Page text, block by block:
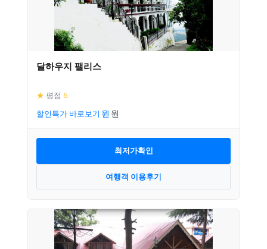
달하우지 팰리스
★ 평점 6
할인특가 바로보기
최저가확인
여행객 이용후기